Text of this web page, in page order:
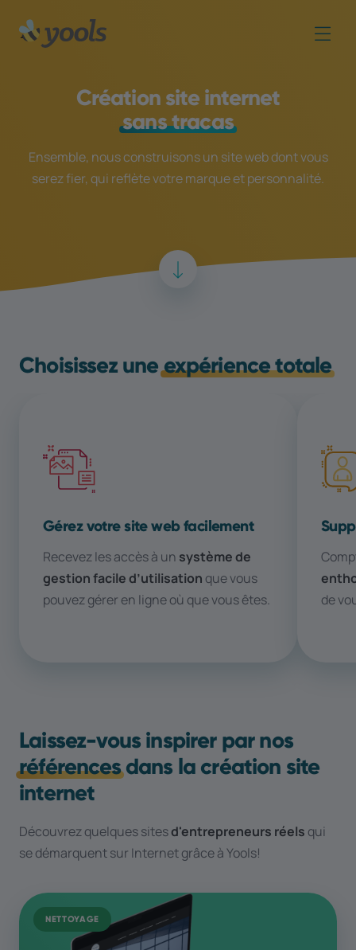
Création site internet
sans tracas
Ensemble, nous construisons un site web dont vous
serez fier, qui reflète votre marque et personnalité.
Choisissez uneexpérience totale
Gérez votre site web facilement
Recevez les accès à un système de
gestion facile d’utilisation que vous
pouvez gérer en ligne où que vous êtes.
de
Laissez-vous inspirer par nos
référencesdans la création site
internet
Découvrez quelques sitesd'entrepreneurs réels qui
se démarquent sur Internet grâce à Yools!
NETTOYAGE